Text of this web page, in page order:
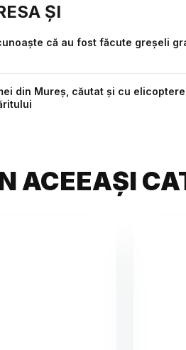
ȘI
că au fost făcute greșeli
din Mureș, căutat și cu
ACEEAȘI